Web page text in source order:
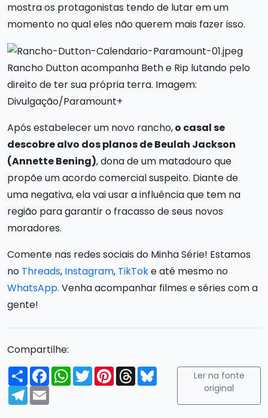
mostra os protagonistas tendo de lutar em um
momento no qual eles não querem mais fazer isso.
Rancho Dutton acompanha Beth e Rip lutando pelo
direito de ter sua própria terra. Imagem:
Divulgação/Paramount+
Após estabelecer um novo rancho,o casal se
descobre alvo dos planos de Beulah Jackson
(Annette Bening), dona de um matadouro que
propõe um acordo comercial suspeito. Diante de
uma negativa, ela vai usar a influência que tem na
região para garantir o fracasso de seus novos
moradores.
Comente nas redes sociais do Minha Série! Estamos
no Threads, Instagram, TikToke até mesmo no
WhatsApp. Venha acompanhar filmes e séries com a
gente!
Compartilhe:
Compartilhar
FacebookWhatsApp
TwitterPinterest
ThreadsBluesky
Telegram
Email
Ler na fonte
original